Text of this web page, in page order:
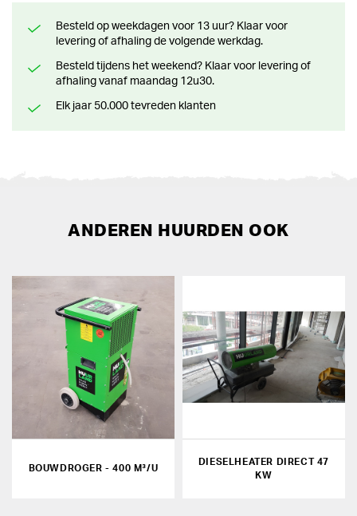
Besteld op weekdagen voor 13 uur? Klaar voor
levering of afhaling de volgende werkdag.
Besteld tijdens het weekend? Klaar voor levering of
afhaling vanaf maandag 12u30.
Elk jaar 50.000 tevreden klanten
ANDEREN HUURDEN OOK
BOUWDROGER - 400 M³/U
DIESELHEATER DIRECT 47
KW